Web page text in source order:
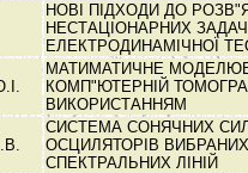
НОВІ ПІДХОДИ ДО
НЕСТАЦІОНАРНИХ ЗАДАЧ
ЕЛЕКТРОДИНАМІЧНОЇ
МАТИМАТИЧНЕ
КОМП"ЮТЕРНІЙ
ВИКОРИСТАННЯМ
СИСТЕМА СОНЯЧНИХ
ОСЦИЛЯТОРІВ ВИБРАНИХ
СПЕКТРАЛЬНИХ ЛІНІЙ